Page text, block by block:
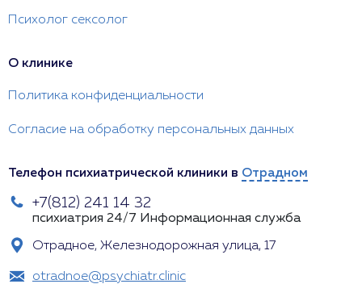
Психолог сексолог
О клинике
Политика конфиденциальности
Согласие на обработку персональных данных
Телефон психиатрической клиники в Отрадном
+7(812) 241 14 32
психиатрия 24/7 Информационная служба
Отрадное, Железнодорожная улица, 17
otradnoe@psychiatr.clinic